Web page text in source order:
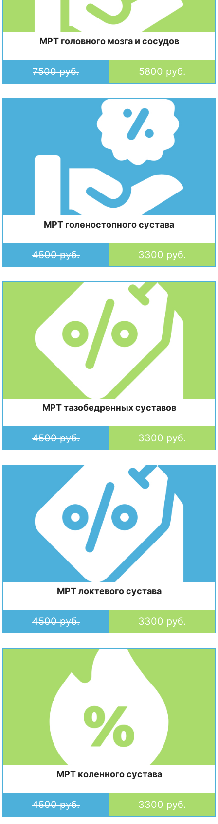
МРТ головного мозга и сосудов
7500 руб. 5800 руб.
МРТ голеностопного сустава
4500 руб. 3300 руб.
МРТ тазобедренных суставов
4500 руб. 3300 руб.
МРТ локтевого сустава
4500 руб. 3300 руб.
МРТ коленного сустава
4500 руб. 3300 руб.